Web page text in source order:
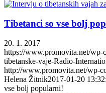
Tibetanci so vse bolj
20. 1. 2017
https://www.promovita.net/wp-
tibetanske-vaje-Radio-
http://www.promovita.net/wp-
Helena Žitnik2017-01-20
vse bolj popularni!